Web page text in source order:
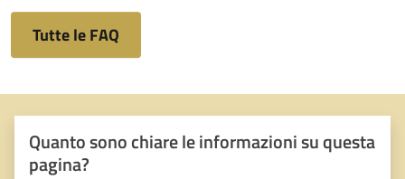
Tutte le FAQ
Quanto sono chiare le informazioni su questa
pagina?